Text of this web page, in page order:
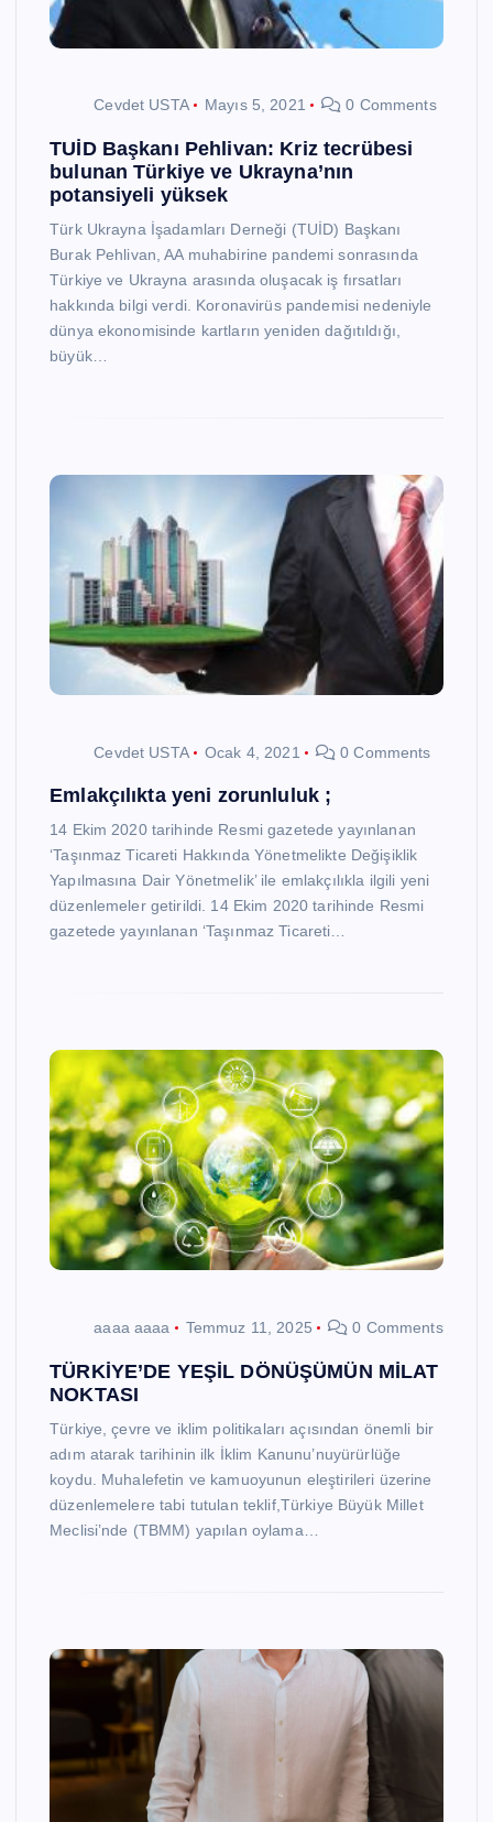
Cevdet USTA Mayıs 5, 2021 0 Comments
TUİD Başkanı Pehlivan: Kriz tecrübesi
bulunan Türkiye ve Ukrayna’nın
potansiyeli yüksek
Türk Ukrayna İşadamları Derneği (TUİD) Başkanı
Burak Pehlivan, AA muhabirine pandemi sonrasında
Türkiye ve Ukrayna arasında oluşacak iş fırsatları
hakkında bilgi verdi. Koronavirüs pandemisi nedeniyle
dünya ekonomisinde kartların yeniden dağıtıldığı,
büyük…
Cevdet USTA Ocak 4, 2021 0 Comments
Emlakçılıkta yeni zorunluluk ;
14 Ekim 2020 tarihinde Resmi gazetede yayınlanan
‘Taşınmaz Ticareti Hakkında Yönetmelikte Değişiklik
Yapılmasına Dair Yönetmelik’ ile emlakçılıkla ilgili yeni
düzenlemeler getirildi. 14 Ekim 2020 tarihinde Resmi
gazetede yayınlanan ‘Taşınmaz Ticareti…
aaaa aaaa Temmuz 11, 2025 0 Comments
TÜRKİYE’DE YEŞİL DÖNÜŞÜMÜN MİLAT
NOKTASI
Türkiye, çevre ve iklim politikaları açısından önemli bir
adım atarak tarihinin ilk İklim Kanunu’nuyürürlüğe
koydu. Muhalefetin ve kamuoyunun eleştirileri üzerine
düzenlemelere tabi tutulan teklif,Türkiye Büyük Millet
Meclisi’nde (TBMM) yapılan oylama…